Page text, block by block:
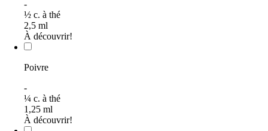
-
½ c. à thé
2,5 ml
À découvrir!
Poivre
-
¼ c. à thé
1,25 ml
À découvrir!